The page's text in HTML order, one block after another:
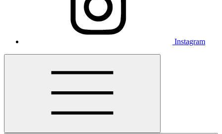
Instagram